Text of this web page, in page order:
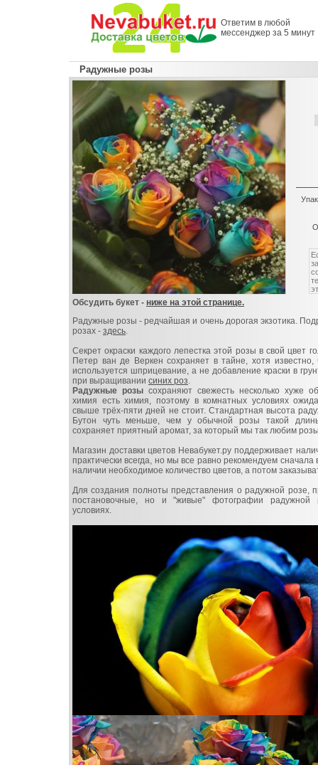
Ответим в любой
мессенджер за 5 минут
Радужные розы
Обсудить букет - ниже на этой странице.
Радужные розы - редчайшая и очень дорогая экзотика.
розах - здесь.
Секрет окраски каждого лепестка этой розы в свой цвет
Петер ван де Веркен сохраняет в тайне, хотя
используется шприцевание, а не добавление краски в
при выращивании синих роз.
Радужные розы сохраняют свежесть несколько хуже
химия есть химия, поэтому в комнатных условиях
свыше трёх-пяти дней не стоит. Стандартная высота
Бутон чуть меньше, чем у обычной розы такой
сохраняет приятный аромат, за который мы так любим
Магазин доставки цветов Невабукет.ру поддерживает
практически всегда, но мы все равно рекомендуем сначала
наличии необходимое количество цветов, а потом
Для создания полноты представления о радужной розе,
постановочные, но и "живые" фотографии радужной
условиях.